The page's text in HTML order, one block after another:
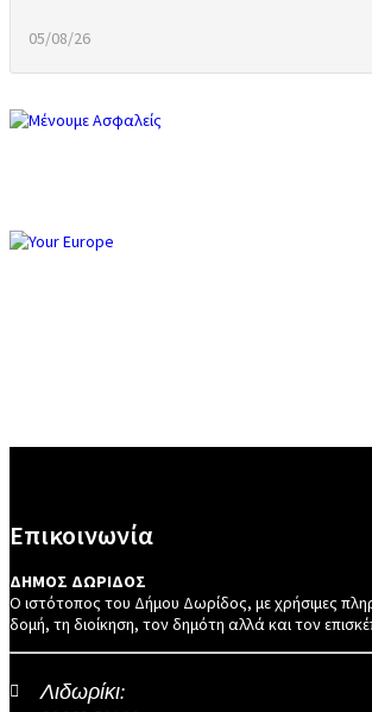
05/08/26
Επικοινωνία
ΔΗΜΟΣ ΔΩΡΙΔΟΣ
Ο ιστότοπος του Δήμου Δωρίδος, με χρήσιμες
δομή, τη διοίκηση, τον δημότη αλλά και τον
Λιδωρίκι: